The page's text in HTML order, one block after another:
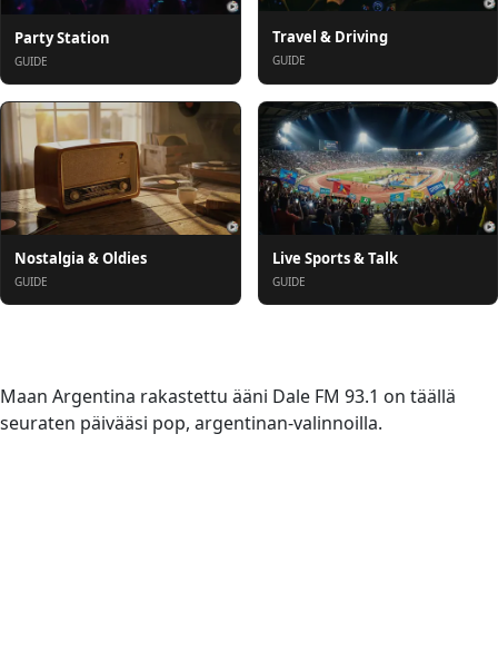
Party Station
GUIDE
Travel & Driving
GUIDE
Nostalgia & Oldies
GUIDE
Live Sports & Talk
GUIDE
Maan Argentina rakastettu ääni Dale FM 93.1 on täällä
seuraten päivääsi pop, argentinan-valinnoilla.